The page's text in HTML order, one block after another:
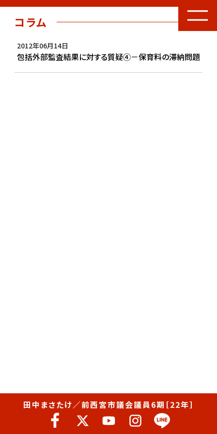
コラム
2012年06月14日
包括外部監査結果に対する質疑④－保育料の滞納問題
田中まさたけ／前西宮市議会議員6期［22年］